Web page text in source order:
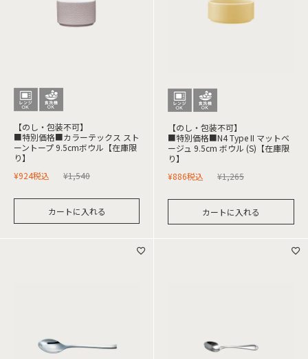
【のし・包装不可】
■特別価格■カラーテックス スト
ーントープ 9.5cmボウル【在庫限
り】
¥1,540
¥924税込
カートに入れる
【のし・包装不可】
■特別価格■N4 Type II マットベ
ージュ 9.5cm ボウル (S)【在庫限
り】
¥1,265
¥886税込
カートに入れる